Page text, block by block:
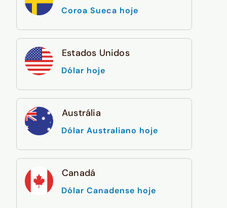
Coroa Sueca hoje
Estados Unidos
Dólar hoje
Austrália
Dólar Australiano hoje
Canadá
Dólar Canadense hoje